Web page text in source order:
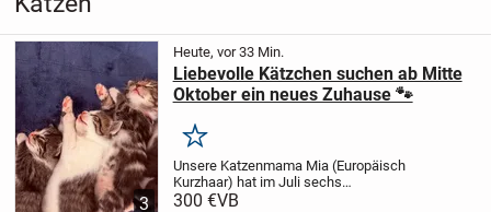
3
Heute, vor 33 Min.
Liebevolle Kätzchen suchen ab Mitte
Oktober ein neues Zuhause 🐾
Merken
Unsere Katzenmama Mia (Europäisch
Kurzhaar) hat im Juli sechs
wunderschöne Kitten zur Welt gebracht.
300 €VB